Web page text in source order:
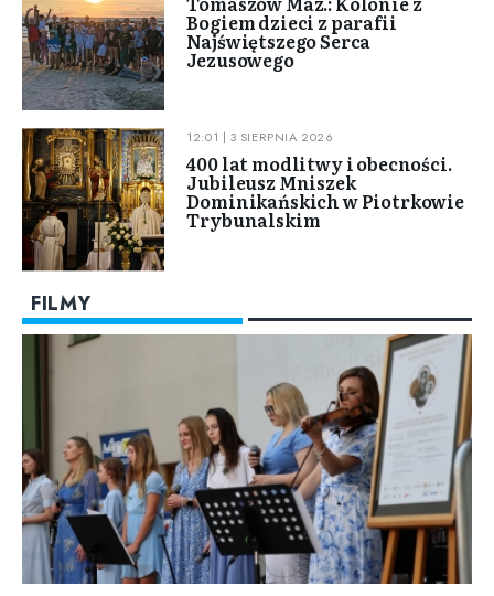
Bogiem dzieci z parafii
Najświętszego Serca
Jezusowego
12:01 | 3 SIERPNIA 2026
400 lat modlitwy i obecności.
Jubileusz Mniszek
Dominikańskich w Piotrkowie
Trybunalskim
FILMY